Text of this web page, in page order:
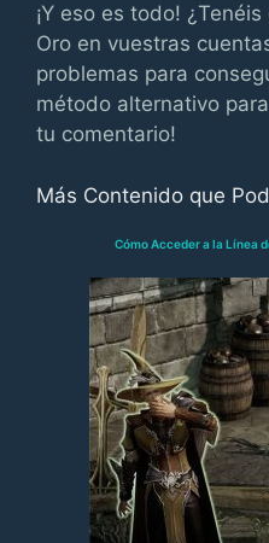
¡Y eso es todo!
Oro en vuestras
problemas para
método alternativo
tu comentario!
Más Contenido que
Cómo Acceder a la Línea